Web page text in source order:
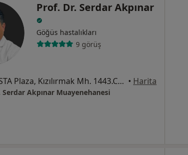
Prof. Dr. Serdar Akpınar
Göğüs hastalıkları
9 görüş
1071 USTA Plaza, Kızılırmak Mh. 1443.Cd., Ankara • Harita
Serdar Akpınar Muayenehanesi